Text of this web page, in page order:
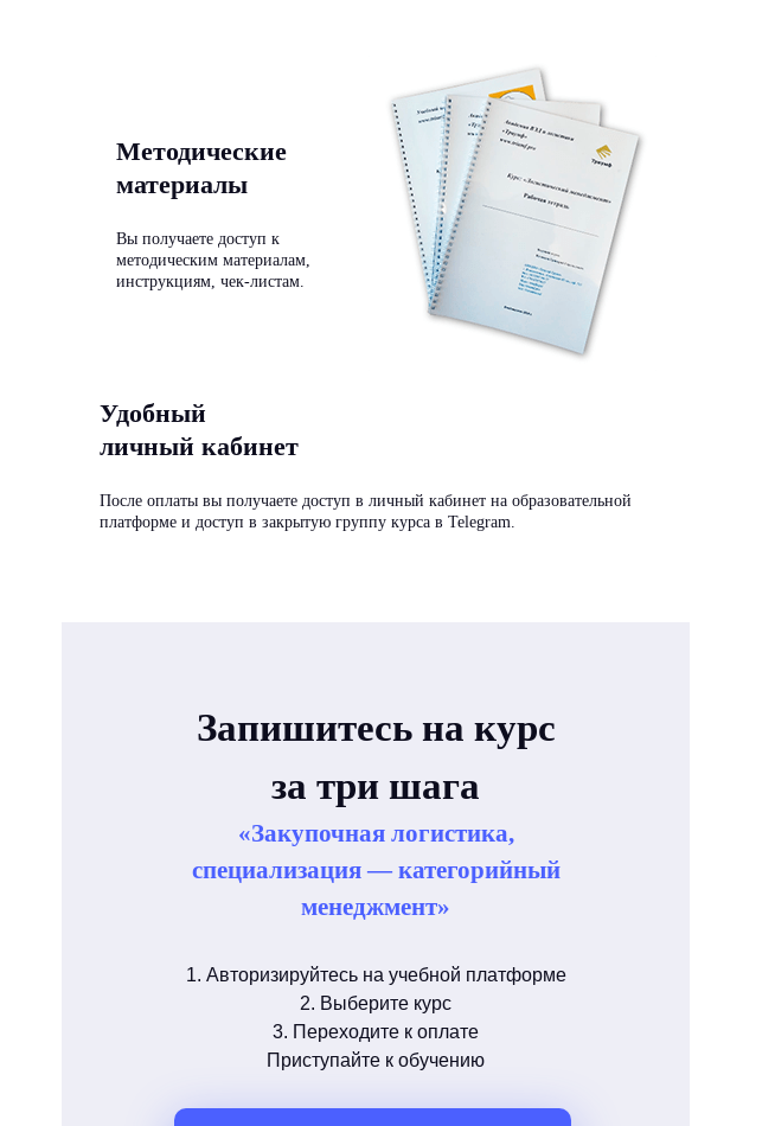
Методические
материалы
Вы получаете доступ к
методическим материалам,
инструкциям, чек-листам.
Удобный
личный кабинет
После оплаты вы получаете доступ в личный кабинет на образовательной
платформе и доступ в закрытую группу курса в Telegram.
Запишитесь на курс
за три шага
«Закупочная логистика,
специализация — категорийный
менеджмент»
1. Авторизируйтесь на учебной платформе
2. Выберите курс
3. Переходите к оплате
Приступайте к обучению